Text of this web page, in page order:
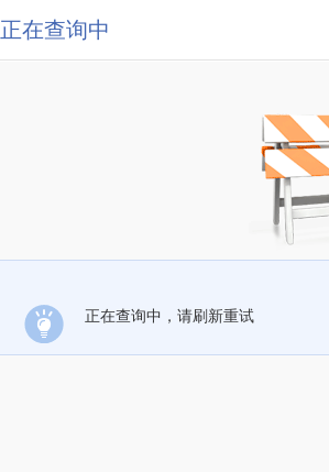
正在查询中
正在查询中，请刷新重试